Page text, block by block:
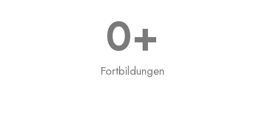
Fortbildungen
0+